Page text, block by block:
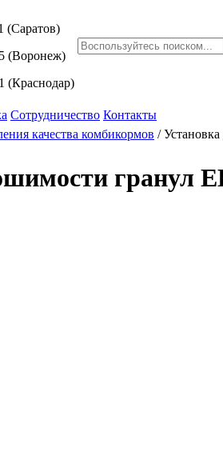
(Саратов)
(Воронеж)
(Краснодар)
Сотрудничество Контакты
качества комбикормов /
гранул